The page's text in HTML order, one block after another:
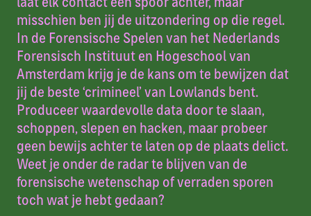
laat elk contact een spoor achter, maar
misschien ben jij de uitzondering op die regel.
In de Forensische Spelen van het Nederlands
Forensisch Instituut en Hogeschool van
Amsterdam krijg je de kans om te bewijzen dat
jij de beste ‘crimineel’ van Lowlands bent.
Produceer waardevolle data door te slaan,
schoppen, slepen en hacken, maar probeer
geen bewijs achter te laten op de plaats delict.
Weet je onder de radar te blijven van de
forensische wetenschap of verraden sporen
toch wat je hebt gedaan?